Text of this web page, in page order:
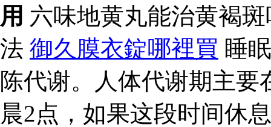
用 六味地黄丸能治黄褐
法 御久膜衣錠哪裡買 睡
陈代谢。人体代谢期主
晨2点，如果这段时间休